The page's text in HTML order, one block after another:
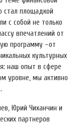
стал площадкой
с собой не только
впечатлений от
программу –от
культурных
наш опыт в сфере
уровне, мы активно
Юрий Чиханчин и
партнеров